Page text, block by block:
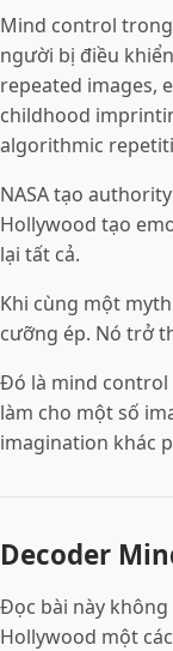
Mind control
người bị điều
repeated images,
childhood
algorithmic
NASA tạo
Hollywood tạo
lại tất cả.
Khi cùng một
cưỡng ép. Nó trở
Đó là mind control
làm cho một số
imagination khác
Decoder
Đọc bài này không
Hollywood một